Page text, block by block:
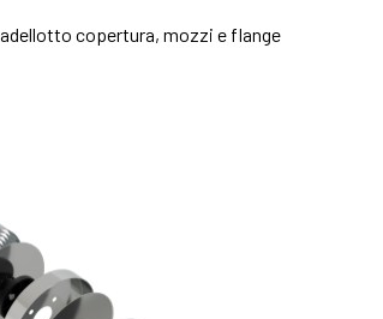
copertura, mozzi e flange